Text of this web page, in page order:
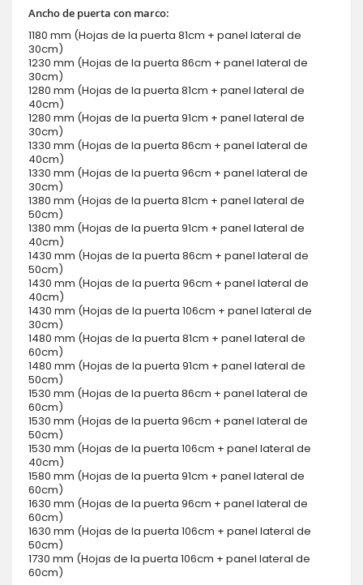
Ancho de puerta con marco:
1180 mm (Hojas de la puerta 81cm + panel lateral de
30cm)
1230 mm (Hojas de la puerta 86cm + panel lateral de
30cm)
1280 mm (Hojas de la puerta 81cm + panel lateral de
40cm)
1280 mm (Hojas de la puerta 91cm + panel lateral de
30cm)
1330 mm (Hojas de la puerta 86cm + panel lateral de
40cm)
1330 mm (Hojas de la puerta 96cm + panel lateral de
30cm)
1380 mm (Hojas de la puerta 81cm + panel lateral de
50cm)
1380 mm (Hojas de la puerta 91cm + panel lateral de
40cm)
1430 mm (Hojas de la puerta 86cm + panel lateral de
50cm)
1430 mm (Hojas de la puerta 96cm + panel lateral de
40cm)
1430 mm (Hojas de la puerta 106cm + panel lateral de
30cm)
1480 mm (Hojas de la puerta 81cm + panel lateral de
60cm)
1480 mm (Hojas de la puerta 91cm + panel lateral de
50cm)
1530 mm (Hojas de la puerta 86cm + panel lateral de
60cm)
1530 mm (Hojas de la puerta 96cm + panel lateral de
50cm)
1530 mm (Hojas de la puerta 106cm + panel lateral de
40cm)
1580 mm (Hojas de la puerta 91cm + panel lateral de
60cm)
1630 mm (Hojas de la puerta 96cm + panel lateral de
60cm)
1630 mm (Hojas de la puerta 106cm + panel lateral de
50cm)
1730 mm (Hojas de la puerta 106cm + panel lateral de
60cm)